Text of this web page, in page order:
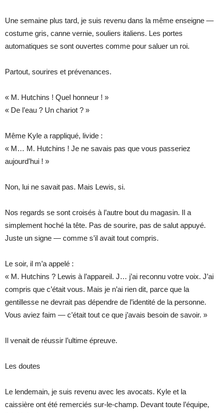
Une semaine plus tard, je suis revenu dans la même enseigne —
costume gris, canne vernie, souliers italiens. Les portes
automatiques se sont ouvertes comme pour saluer un roi.
Partout, sourires et prévenances.
« M. Hutchins ! Quel honneur ! »
« De l’eau ? Un chariot ? »
Même Kyle a rappliqué, livide :
« M… M. Hutchins ! Je ne savais pas que vous passeriez
aujourd’hui ! »
Non, lui ne savait pas. Mais Lewis, si.
Nos regards se sont croisés à l’autre bout du magasin. Il a
simplement hoché la tête. Pas de sourire, pas de salut appuyé.
Juste un signe — comme s’il avait tout compris.
Le soir, il m’a appelé :
« M. Hutchins ? Lewis à l’appareil. J… j’ai reconnu votre voix. J’ai
compris que c’était vous. Mais je n’ai rien dit, parce que la
gentillesse ne devrait pas dépendre de l’identité de la personne.
Vous aviez faim — c’était tout ce que j’avais besoin de savoir. »
Il venait de réussir l’ultime épreuve.
Les doutes
Le lendemain, je suis revenu avec les avocats. Kyle et la
caissière ont été remerciés sur-le-champ. Devant toute l’équipe,